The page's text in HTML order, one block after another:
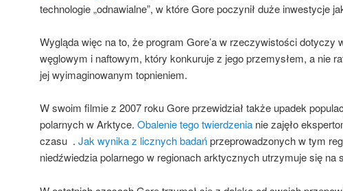
technologie „odnawialne”, w które Gore poczynił duże inwestycje
Wygląda więc na to, że program Gore’a w rzeczywistości dotyczy
węglowym i naftowym, który konkuruje z jego przemysłem, a nie
jej wyimaginowanym topnieniem.
W swoim filmie z 2007 roku Gore przewidział także upadek
polarnych w Arktyce. Obalenie tego twierdzenia nie zajęło
czasu . Jak wynika z licznych badańprzeprowadzonych w tym
niedźwiedzia polarnego w regionach arktycznych utrzymuje się